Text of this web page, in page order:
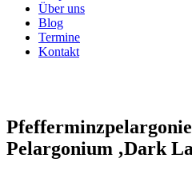
Über uns
Blog
Termine
Kontakt
Pelargonium ‚Dark